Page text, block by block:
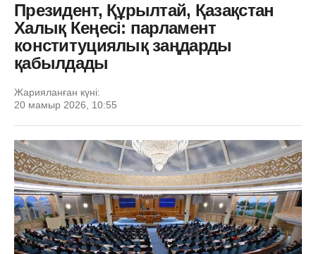
Президент, Құрылтай, Қазақстан
Халық Кеңесі: парламент
конституциялық заңдарды
қабылдады
Жарияланған күні:
20 мамыр 2026, 10:55